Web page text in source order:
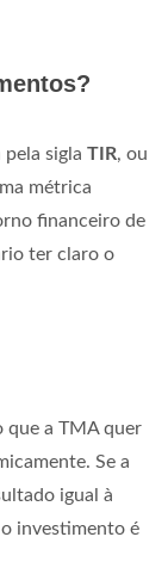
sigla TIR, ou
métrica
financeiro de
ter claro o
que a TMA quer
Se a
igual à
investimento é